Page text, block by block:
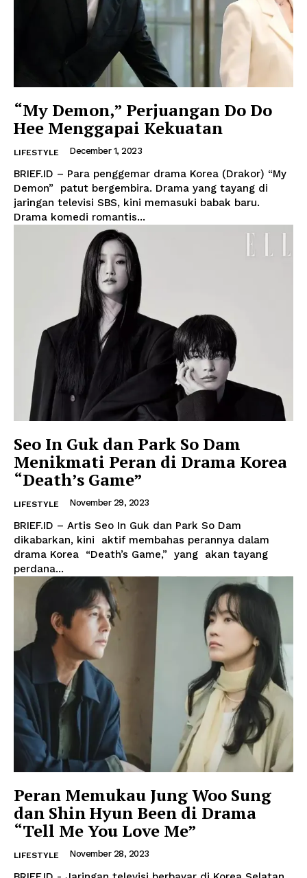
“My Demon,” Perjuangan Do Do
Hee Menggapai Kekuatan
LIFESTYLE December 1, 2023
BRIEF.ID – Para penggemar drama Korea (Drakor) “My
Demon” patut bergembira. Drama yang tayang di
jaringan televisi SBS, kini memasuki babak baru.
Drama komedi romantis...
Seo In Guk dan Park So Dam
Menikmati Peran di Drama Korea
“Death’s Game”
LIFESTYLE November 29, 2023
BRIEF.ID – Artis Seo In Guk dan Park So Dam
dikabarkan, kini aktif membahas perannya dalam
drama Korea “Death’s Game,” yang akan tayang
perdana...
Peran Memukau Jung Woo Sung
dan Shin Hyun Been di Drama
“Tell Me You Love Me”
LIFESTYLE November 28, 2023